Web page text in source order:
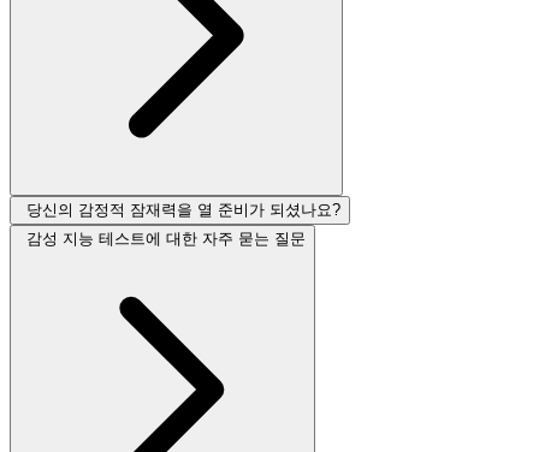
당신의 감정적 잠재력을 열 준비가 되셨나요?
감성 지능 테스트에 대한 자주 묻는 질문